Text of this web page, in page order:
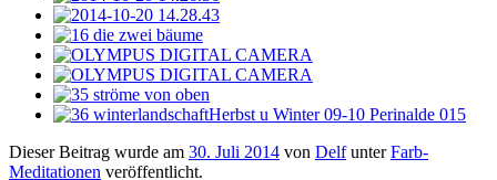
Dieser Beitrag wurde am 30. Juli 2014 von DelfunterFarb-
Meditationen veröffentlicht.